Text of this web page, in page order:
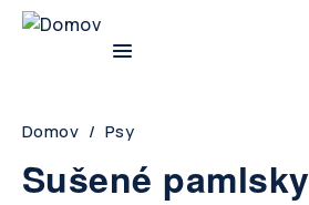
Skip
Breadcrumb
Domov Psy
Sušené pamlsky